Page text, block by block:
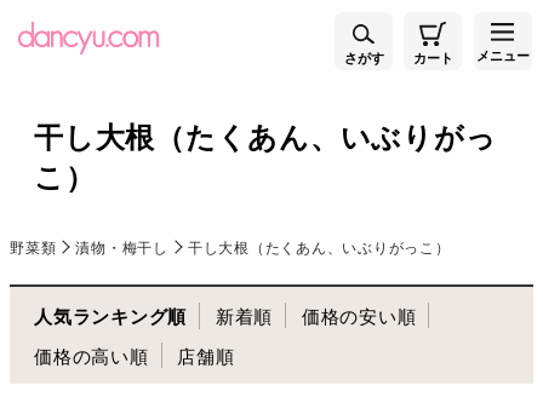
さがす カート メニュー
干し大根（たくあん、いぶりがっ
こ）
野菜類 漬物・梅干し 干し大根（たくあん、いぶりがっこ）
人気ランキング順 新着順
価格の安い順
価格の高い順
店舗順